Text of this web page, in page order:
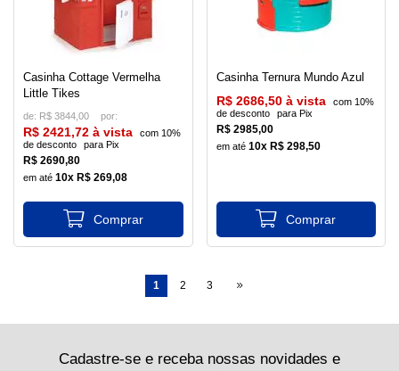
Casinha Cottage Vermelha
Little Tikes
de: R$ 3844,00
R$ 2690,80
10x R$ 269,08
R$ 2421,72 à vista
com 10%
de desconto
para Pix
Casinha Ternura Mundo Azul
R$ 2985,00
10x R$ 298,50
R$ 2686,50 à vista
com 10%
de desconto
para Pix
1 2 3
Cadastre-se e receba nossas novidades e